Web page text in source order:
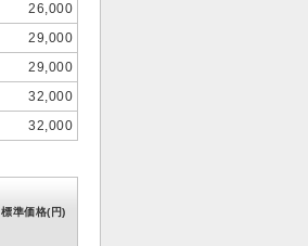
26,000
29,000
29,000
32,000
32,000
標準価格(円)